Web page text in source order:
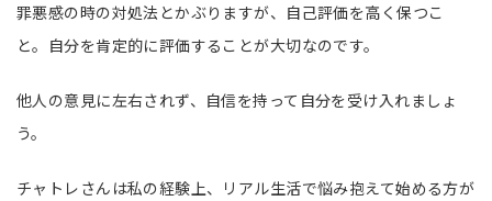
罪悪感の時の対処法とかぶりますが、自己評価を高く保つこ
と。自分を肯定的に評価することが大切なのです。
他人の意見に左右されず、自信を持って自分を受け入れましょ
う。
チャトレさんは私の経験上、リアル生活で悩み抱えて始める方が